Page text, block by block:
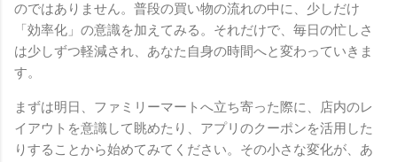
のではありません。普段の買い物の流れの中に、少しだけ
「効率化」の意識を加えてみる。それだけで、毎日の忙しさ
は少しずつ軽減され、あなた自身の時間へと変わっていきま
す。
まずは明日、ファミリーマートへ立ち寄った際に、店内のレ
イアウトを意識して眺めたり、アプリのクーポンを活用した
りすることから始めてみてください。その小さな変化が、あ